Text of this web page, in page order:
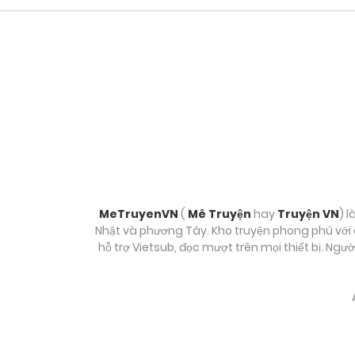
Chương 8
Chương 7
MeTruyenVN ( Mê Truyện hay Truyện VN)
Nhật và phương Tây. Kho truyện phong phú
hỗ trợ Vietsub, đọc mượt trên mọi thiết bị.